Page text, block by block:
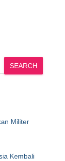
SEARCH
Militer
Kembali